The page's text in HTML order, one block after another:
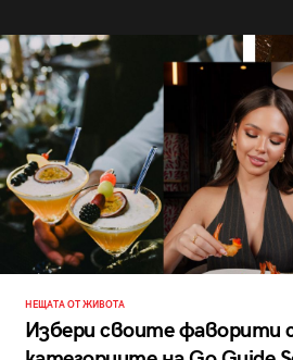
НЕЩАТА ОТ ЖИВОТА
Избери своите фаворити